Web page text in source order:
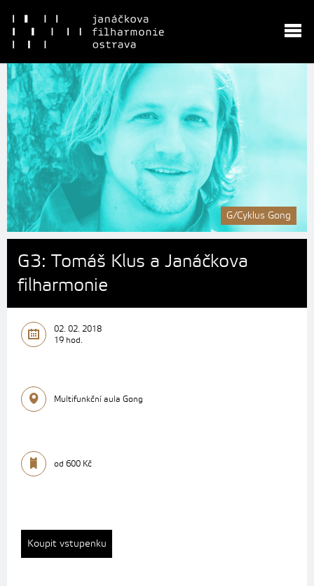
G/Cyklus Gong
G3: Tomáš Klus a Janáčkova
filharmonie
02. 02. 2018
19 hod.
Multifunkční aula Gong
od 600 Kč
Koupit vstupenku